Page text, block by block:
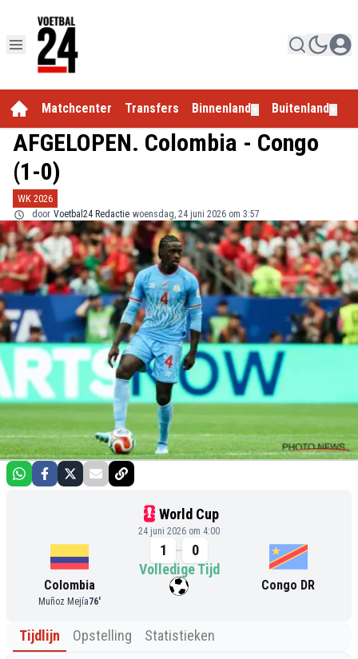
Matchcenter Transfers Binnenland Buitenland
AFGELOPEN. Colombia - Congo
(1-0)
WK 2026
door Voetbal24 Redactie woensdag, 24 juni 2026 om 3:57
World Cup
24 juni 2026 om 4:00
Colombia
Muñoz Mejía76'
1
0
Volledige Tijd
Congo DR
Tijdlijn Opstelling
Statistieken